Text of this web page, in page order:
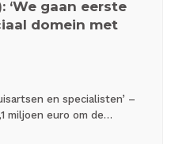
‘We gaan eerste
domein met
en specialisten’ –
miljoen euro om de…